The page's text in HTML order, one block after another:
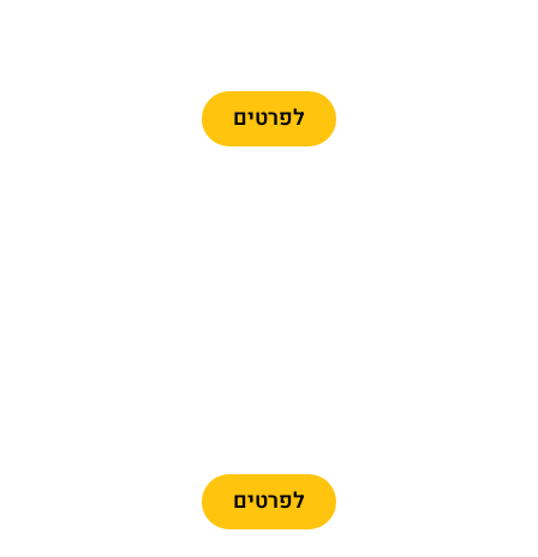
לפרטים
לפרטים